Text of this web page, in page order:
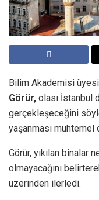
Bilim Akademisi
Görür, olası İstanbul
gerçekleşeceğini
yaşanması muhtemel
Görür, yıkılan binalar
olmayacağını
üzerinden ilerledi.